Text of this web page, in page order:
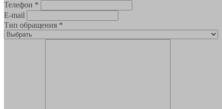
Телефон *
E-mail
Тип обращения *